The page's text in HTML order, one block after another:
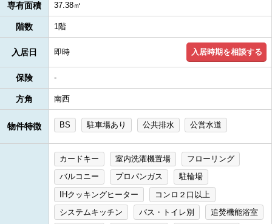
専有面積 37.38㎡
階数 1階
入居日 即時 入居時期を相談する
保険 -
方角 南西
物件特徴 BS 駐車場あり 公共排水 公営水道
カードキー 室内洗濯機置場
フローリング
バルコニー
プロパンガス
駐輪場
IHクッキングヒーター
コンロ２口以上
システムキッチン
バス・トイレ別
追焚機能浴室